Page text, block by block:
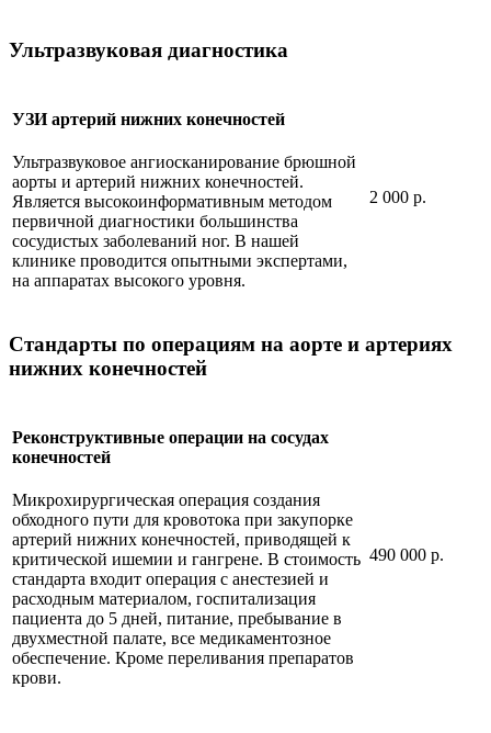
Ультразвуковая диагностика
УЗИ артерий нижних конечностей
Ультразвуковое ангиосканирование брюшной
аорты и артерий нижних конечностей.
Является высокоинформативным методом
первичной диагностики большинства
сосудистых заболеваний ног. В нашей
клинике проводится опытными экспертами,
на аппаратах высокого уровня.
2 000 р.
Стандарты по операциям на аорте и артериях
нижних конечностей
Реконструктивные операции на сосудах
конечностей
Микрохирургическая операция создания
обходного пути для кровотока при закупорке
артерий нижних конечностей, приводящей к
критической ишемии и гангрене. В стоимость
стандарта входит операция с анестезией и
расходным материалом, госпитализация
пациента до 5 дней, питание, пребывание в
двухместной палате, все медикаментозное
обеспечение. Кроме переливания препаратов
крови.
490 000 р.